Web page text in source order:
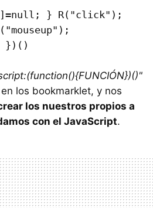
} R("click");
})()
los bookmarklet, y nos
los nuestros propios a
con el JavaScript.